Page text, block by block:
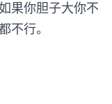
果你胆子大你不
不行。